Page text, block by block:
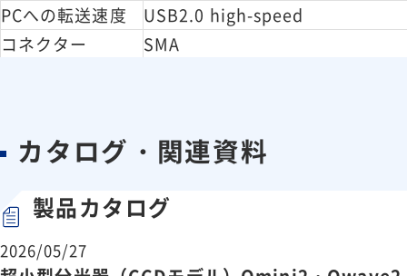
PCへの転送速度
USB2.0 high-speed
コネクター
SMA
PC OS
Windows 7、8、10、Vista、XP
保管温度
-25℃ ～ 70℃
寸法
カタログ・関連資料
製品カタログ
2026/05/27